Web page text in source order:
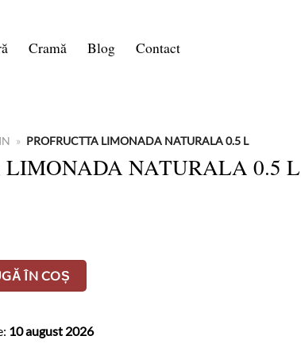
Cramă Blog Contact
» PROFRUCTTA LIMONADA NATURALA 0.5 L
LIMONADA NATURALA 0.5 L
NATURALA 0.5 L
ÎN COȘ
10 august 2026